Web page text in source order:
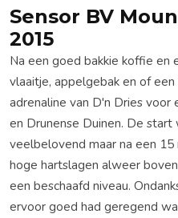
Sensor BV
2015
Na een goed bakkie koffie en
vlaaitje, appelgebak en of
adrenaline van D'n Dries voor
en Drunense Duinen. De
veelbelovend maar na een
hoge hartslagen alweer
een beschaafd niveau.
ervoor goed had geregend